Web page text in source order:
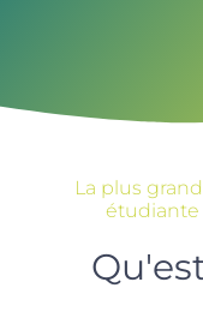
La plus
étudiante